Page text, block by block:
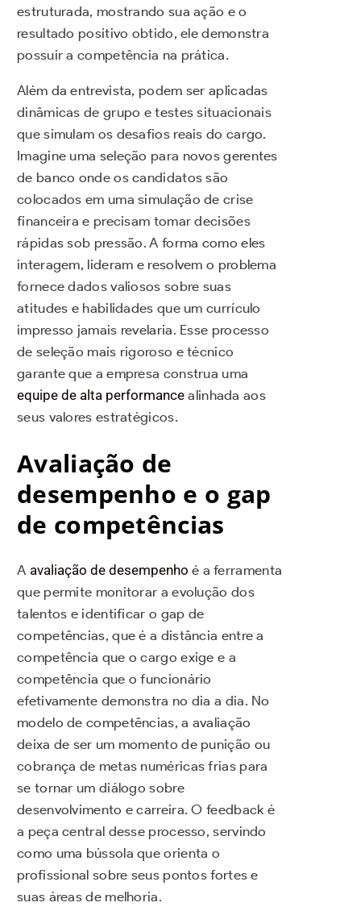
estruturada, mostrando sua ação e o
resultado positivo obtido, ele demonstra
possuir a competência na prática.
Além da entrevista, podem ser aplicadas
dinâmicas de grupo e testes situacionais
que simulam os desafios reais do cargo.
Imagine uma seleção para novos gerentes
de banco onde os candidatos são
colocados em uma simulação de crise
financeira e precisam tomar decisões
rápidas sob pressão. A forma como eles
interagem, lideram e resolvem o problema
fornece dados valiosos sobre suas
atitudes e habilidades que um currículo
impresso jamais revelaria. Esse processo
de seleção mais rigoroso e técnico
garante que a empresa construa uma
equipe de alta performance alinhada aos
seus valores estratégicos.
Avaliação de
desempenho e o gap
de competências
A avaliação de desempenho é a ferramenta
que permite monitorar a evolução dos
talentos e identificar o gap de
competências, que é a distância entre a
competência que o cargo exige e a
competência que o funcionário
efetivamente demonstra no dia a dia. No
modelo de competências, a avaliação
deixa de ser um momento de punição ou
cobrança de metas numéricas frias para
se tornar um diálogo sobre
desenvolvimento e carreira. O feedback é
a peça central desse processo, servindo
como uma bússola que orienta o
profissional sobre seus pontos fortes e
suas áreas de melhoria.